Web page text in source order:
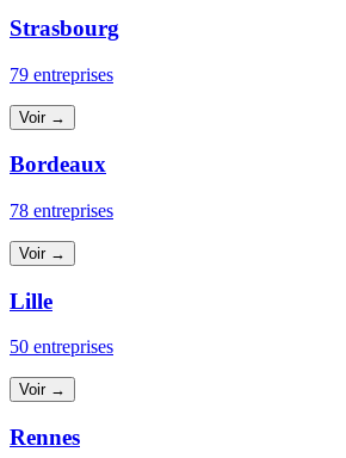
Strasbourg
79 entreprises
Voir →
Bordeaux
78 entreprises
Voir →
Lille
50 entreprises
Voir →
Rennes